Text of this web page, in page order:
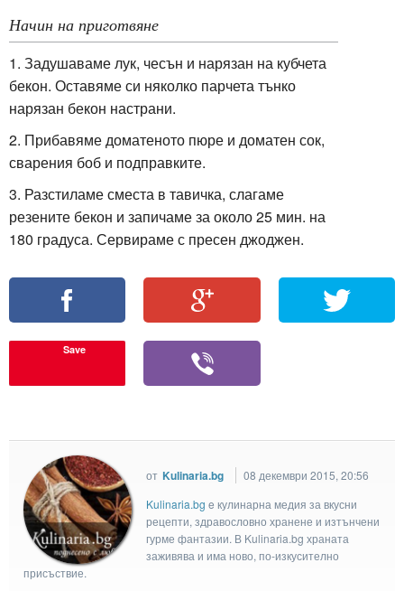
Начин на приготвяне
1. Задушаваме лук, чесън и нарязан на кубчета
бекон. Оставяме си няколко парчета тънко
нарязан бекон настрани.
2. Прибавяме доматеното пюре и доматен сок,
сварения боб и подправките.
3. Разстиламе сместа в тавичка, слагаме
резените бекон и запичаме за около 25 мин. на
180 градуса. Сервираме с пресен джоджен.
Save
от Kulinaria.bg
08 декември 2015, 20:56
Kulinaria.bg e кулинарна медия за вкусни
рецепти, здравословно хранене и изтънчени
гурме фантазии. В Kulinaria.bg храната
заживява и има ново, по-изкусително
присъствие.